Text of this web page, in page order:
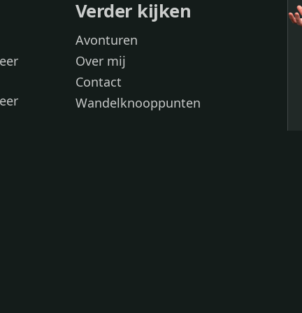
Verder kijken
Avonturen
Over mij
Contact
Wandelknooppunten